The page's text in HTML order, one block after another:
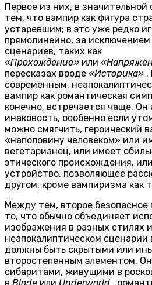
Первое из них, в значительной
тем, что вампир как фигура
устаревшим; в это уже редко
прямолинейно, за исключением
сценариев, таких как
«Прохождение» или
пересказах вроде «Историка» .
современным,
вампир как романтическая
конечно, встречается чаще.
инаковость, особенно если
можно смягчить, героический
«наполовину человеком» или
вегетарианец, или имеет
этического происхождения,
устройство, позволяющее
другом, кроме вампиризма как
Между тем, второе
то, что обычно объединяет
изображения в разных стилях
неапокалиптическом
должны быть скрытыми или
второстепенным элементом.
сибаритами, живущими в